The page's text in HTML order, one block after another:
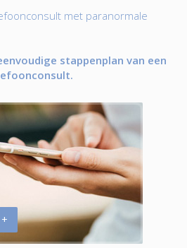
met paranormale
stappenplan van een